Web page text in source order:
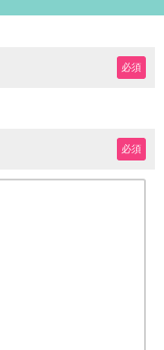
必須
必須